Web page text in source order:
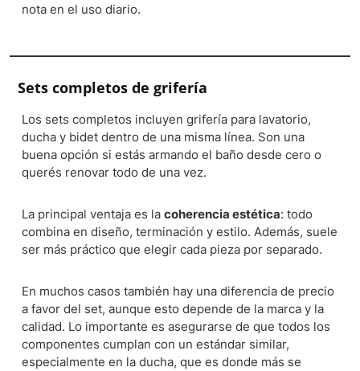
nota en el uso diario.
Sets completos de grifería
Los sets completos incluyen grifería para lavatorio,
ducha y bidet dentro de una misma línea. Son una
buena opción si estás armando el baño desde cero o
querés renovar todo de una vez.
La principal ventaja es la coherencia estética: todo
combina en diseño, terminación y estilo. Además, suele
ser más práctico que elegir cada pieza por separado.
En muchos casos también hay una diferencia de precio
a favor del set, aunque esto depende de la marca y la
calidad. Lo importante es asegurarse de que todos los
componentes cumplan con un estándar similar,
especialmente en la ducha, que es donde más se